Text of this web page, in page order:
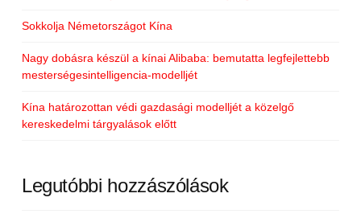
Sokkolja Németországot Kína
Nagy dobásra készül a kínai Alibaba: bemutatta legfejlettebb
mesterségesintelligencia-modelljét
Kína határozottan védi gazdasági modelljét a közelgő
kereskedelmi tárgyalások előtt
Legutóbbi hozzászólások